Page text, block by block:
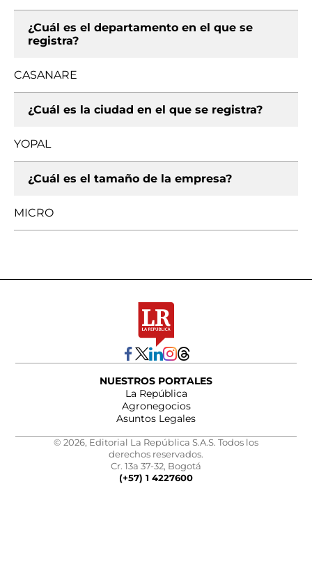
¿Cuál es el departamento en el que se
registra?
CASANARE
¿Cuál es la ciudad en el que se registra?
YOPAL
¿Cuál es el tamaño de la empresa?
MICRO
NUESTROS PORTALES
La República
Agronegocios
Asuntos Legales
© 2026, Editorial La República S.A.S. Todos los
derechos reservados.
Cr. 13a 37-32, Bogotá
(+57) 1 4227600